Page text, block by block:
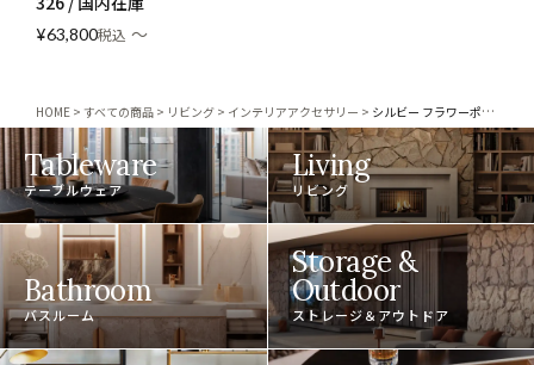
¥63,800税込 〜
HOME すべての商品 リビング インテリアアクセサリー シルビー フラワーポット /スモール
Tableware
テーブルウェア
Living
リビング
Bathroom
バスルーム
Storage &
Outdoor
ストレージ＆アウトドア